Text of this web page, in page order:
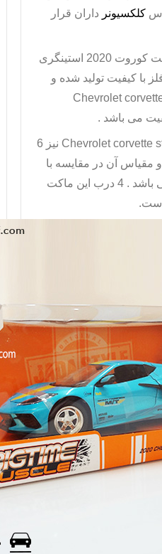
کلکسیونر داران قرار
جنس بدنه ی ماکت شورولت کوروت 2020 استینگری
1:24 از فلز با کیفیت تولید شده و
Chevrolet
می باشد .
Chevrolet corvette
نیز 6
و مقیاس آن در مقایسه با
نمونه ی واقعی آن 1:24 می باشد . 4 درب این ماکت
است.